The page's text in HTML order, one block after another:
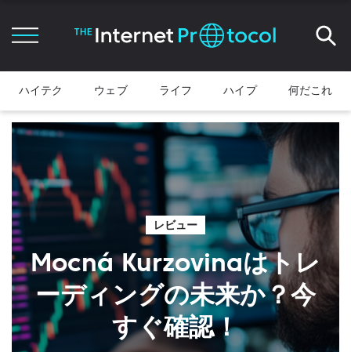
ハイテク ウェブ ライフ ハイプ 何だこれ
レビュー
Mocná Kurzovinaはトレ
ーディングの未来か？今
すぐ確認！